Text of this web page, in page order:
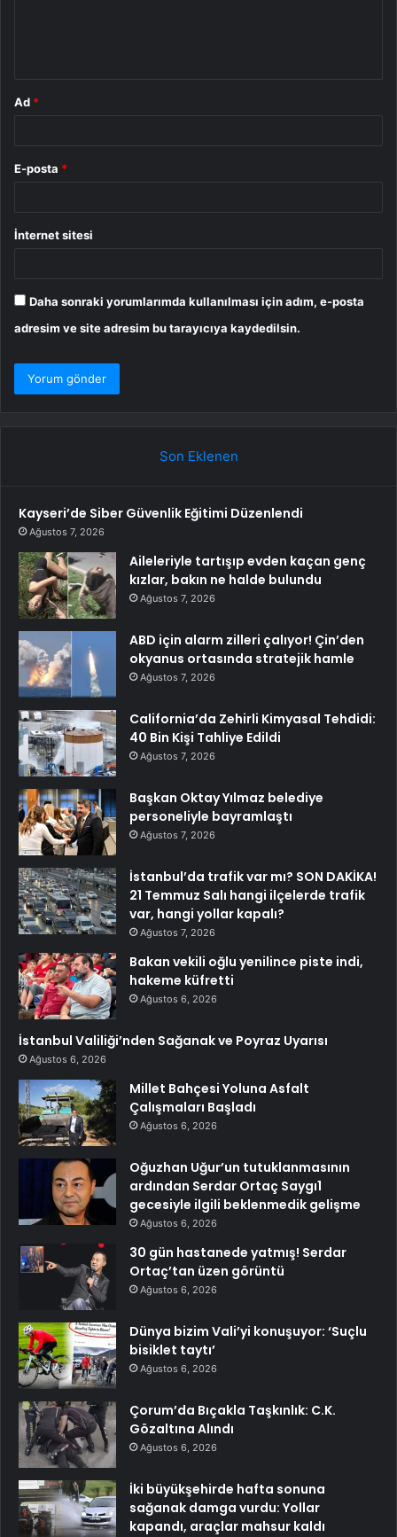
Ad *
E-posta *
İnternet sitesi
Daha sonraki yorumlarımda kullanılması için adım, e-posta
adresim ve site adresim bu tarayıcıya kaydedilsin.
Son Eklenen
Kayseri’de Siber Güvenlik Eğitimi Düzenlendi
Ağustos 7, 2026
Aileleriyle tartışıp evden kaçan genç
kızlar, bakın ne halde bulundu
Ağustos 7, 2026
ABD için alarm zilleri çalıyor! Çin’den
okyanus ortasında stratejik hamle
Ağustos 7, 2026
California’da Zehirli Kimyasal Tehdidi:
40 Bin Kişi Tahliye Edildi
Ağustos 7, 2026
Başkan Oktay Yılmaz belediye
personeliyle bayramlaştı
Ağustos 7, 2026
İstanbul’da trafik var mı? SON DAKİKA!
21 Temmuz Salı hangi ilçelerde trafik
var, hangi yollar kapalı?
Ağustos 7, 2026
Bakan vekili oğlu yenilince piste indi,
hakeme küfretti
Ağustos 6, 2026
İstanbul Valiliği’nden Sağanak ve Poyraz Uyarısı
Ağustos 6, 2026
Millet Bahçesi Yoluna Asfalt
Çalışmaları Başladı
Ağustos 6, 2026
Oğuzhan Uğur’un tutuklanmasının
ardından Serdar Ortaç Saygı1
gecesiyle ilgili beklenmedik gelişme
Ağustos 6, 2026
30 gün hastanede yatmış! Serdar
Ortaç’tan üzen görüntü
Ağustos 6, 2026
Dünya bizim Vali’yi konuşuyor: ‘Suçlu
bisiklet taytı’
Ağustos 6, 2026
Çorum’da Bıçakla Taşkınlık: C.K.
Gözaltına Alındı
Ağustos 6, 2026
İki büyükşehirde hafta sonuna
sağanak damga vurdu: Yollar
kapandı, araçlar mahsur kaldı